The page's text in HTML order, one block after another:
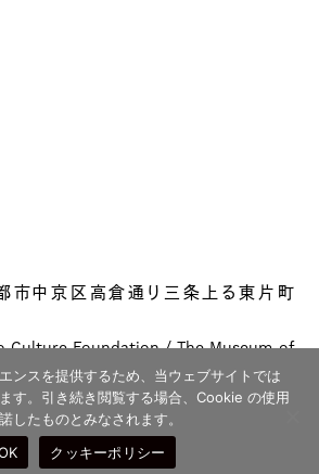
ンスを提供するため、当ウェブサイトでは
す。引き続き閲覧する場合、Cookie の使用
したものとみなされます。
クッキーポリシー
中京区高倉通り三条上る東片町
Culture Foundation / The Museum of